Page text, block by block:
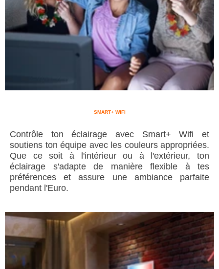
SMART+ WIFI
Contrôle ton éclairage avec Smart+ Wifi et
soutiens ton équipe avec les couleurs appropriées.
Que ce soit à l'intérieur ou à l'extérieur, ton
éclairage s'adapte de manière flexible à tes
préférences et assure une ambiance parfaite
pendant l'Euro.